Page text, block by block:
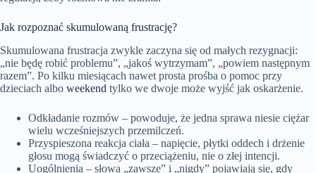
Jak rozpoznać skumulowaną frustrację?
Skumulowana frustracja zwykle zaczyna się od małych rezygnacji:
„nie będę robić problemu”, „jakoś wytrzymam”, „powiem następnym
razem”. Po kilku miesiącach nawet prosta prośba o pomoc przy
dzieciach albo weekend tylko we dwoje może wyjść jak oskarżenie.
Odkładanie rozmów – powoduje, że jedna sprawa niesie ciężar
wielu wcześniejszych przemilczeń.
Przyspieszona reakcja ciała – napięcie, płytki oddech i drżenie
głosu mogą świadczyć o przeciążeniu, nie o złej intencji.
Uogólnienia – słowa „zawsze” i „nigdy” pojawiają się, gdy